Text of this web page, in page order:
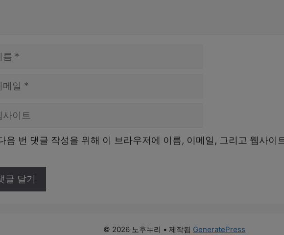
음 번 댓글 작성을 위해 이 브라우저에 이름, 이메일, 그리고 웹사이
© 2026 노후누리 • 제작됨 GeneratePress